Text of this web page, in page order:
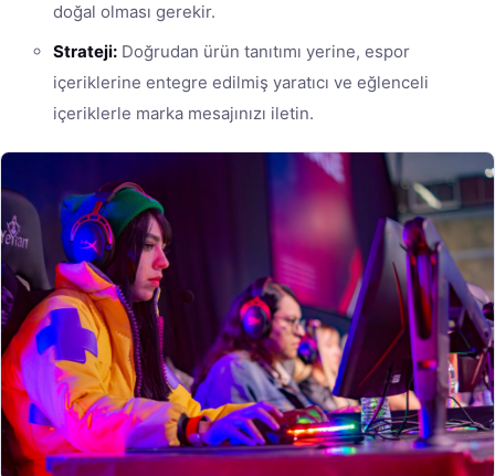
doğal olması gerekir.
Strateji: Doğrudan ürün tanıtımı yerine, espor
içeriklerine entegre edilmiş yaratıcı ve eğlenceli
içeriklerle marka mesajınızı iletin.